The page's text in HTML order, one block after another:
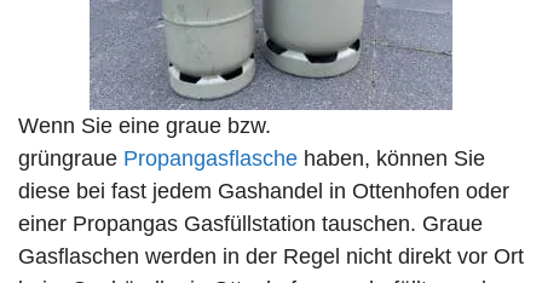
Wenn Sie eine graue bzw.
grüngraue Propangasflasche haben, können Sie
diese bei fast jedem Gashandel in Ottenhofen oder
einer Propangas Gasfüllstation tauschen. Graue
Gasflaschen werden in der Regel nicht direkt vor Ort